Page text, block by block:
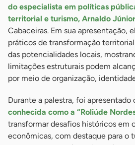
do especialista em políticas
territorial e turismo, Arnaldo
Cabaceiras. Em sua apresentação,
práticos de transformação
das potencialidades locais,
limitações estruturais podem
por meio de organização,
Durante a palestra, foi apresentado
conhecida como a “Roliúde
transformar desafios históricos em
econômicas, com destaque para o